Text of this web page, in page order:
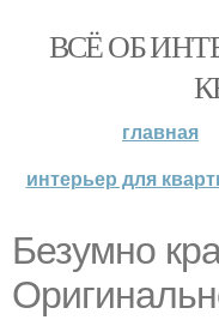
ВСЁ ОБ
главная
интерьер для
Безумно